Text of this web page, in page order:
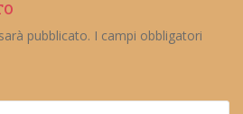
pubblicato. I campi obbligatori